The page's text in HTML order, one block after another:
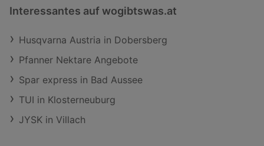
Interessantes auf wogibtswas.at
Husqvarna Austria in Dobersberg
Pfanner Nektare Angebote
Spar express in Bad Aussee
TUI in Klosterneuburg
JYSK in Villach